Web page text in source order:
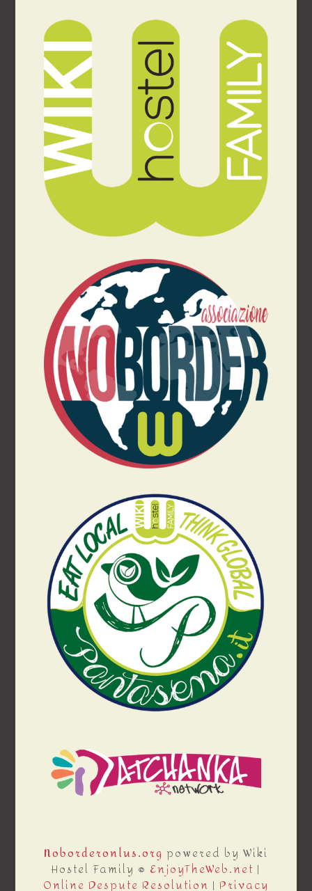
Noborderonlus.org powered by Wiki
Hostel Family ® EnjoyTheWeb.net |
Online Despute Resolution | Privacy